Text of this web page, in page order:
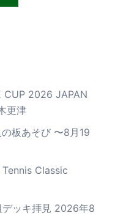
CUP 2026 JAPAN
更津
板あそび 〜8月19
Classic
デッキ拝見 2026年8